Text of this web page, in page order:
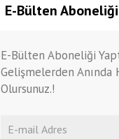
E-Bülten Aboneliği
E-Bülten Aboneliği
Gelişmelerden Anında
Olursunuz.!